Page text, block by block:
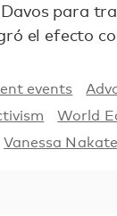
para
el efecto
events
World
Vanessa Nakate